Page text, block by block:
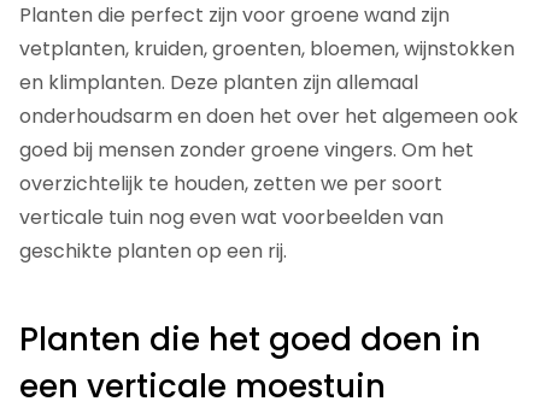
Planten die perfect zijn voor groene wand zijn
vetplanten, kruiden, groenten, bloemen, wijnstokken
en klimplanten. Deze planten zijn allemaal
onderhoudsarm en doen het over het algemeen ook
goed bij mensen zonder groene vingers. Om het
overzichtelijk te houden, zetten we per soort
verticale tuin nog even wat voorbeelden van
geschikte planten op een rij.
Planten die het goed doen in
een verticale moestuin